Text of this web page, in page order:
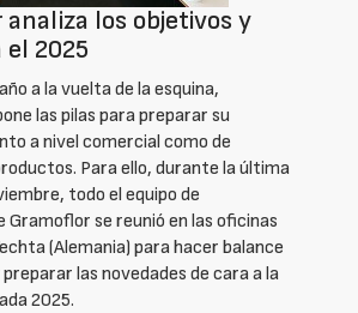
los objetivos y
2025
a la vuelta de la esquina,
las pilas para preparar su
a nivel comercial como de
Para ello, durante la última
todo el equipo de
Gramoflor se reunió en las oficinas
(Alemania) para hacer balance
las novedades de cara a la
2025.